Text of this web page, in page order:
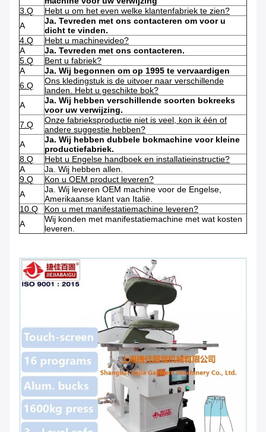
3.Q
Hebt u om het even welke klantenfabriek te zien?
A
Ja. Tevreden met ons contacteren om voor u
dicht te vinden.
4.Q
Hebt u machinevideo?
A
Ja. Tevreden met ons contacteren.
5.Q
Bent u fabriek?
A
Ja. Wij begonnen om op 1995 te vervaardigen
6.Q
Ons kledingstuk is de uitvoer naar verschillende
landen. Hebt u geschikte bok?
A
Ja. Wij hebben verschillende soorten bokreeks
voor uw verwijzing.
7.Q
Onze fabrieksproductie niet is veel, kon ik één of
andere suggestie hebben?
A
Ja. Wij hebben dubbele bokmachine voor kleine
productiefabriek.
8.Q
Hebt u Engelse handboek en installatieinstructie?
A
Ja. Wij hebben allen.
9.Q
Kon u OEM product leveren?
A
Ja. Wij leveren OEM machine voor de Engelse,
Amerikaanse klant van Italië.
10.Q
Kon u met manifestatiemachine leveren?
A
Wij konden met manifestatiemachine met wat kosten
leveren.